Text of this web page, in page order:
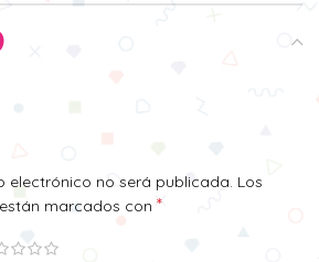
electrónico no será publicada. Los
marcados con *